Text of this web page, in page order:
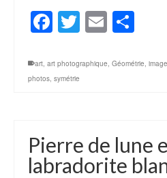
Facebook
Twitter
Email
art art photographique Géométrie
photos symétrie
Pierre de lune
labradorite